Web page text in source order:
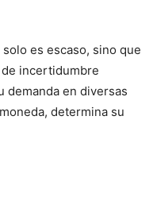
solo es escaso, sino que
incertidumbre
demanda en diversas
determina su